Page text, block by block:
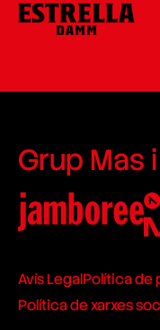
Grup Mas
Avís LegalPolítica de
Política de xarxes